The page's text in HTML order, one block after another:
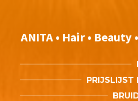
ANITA • Hair • Beauty
PRIJSLIJST